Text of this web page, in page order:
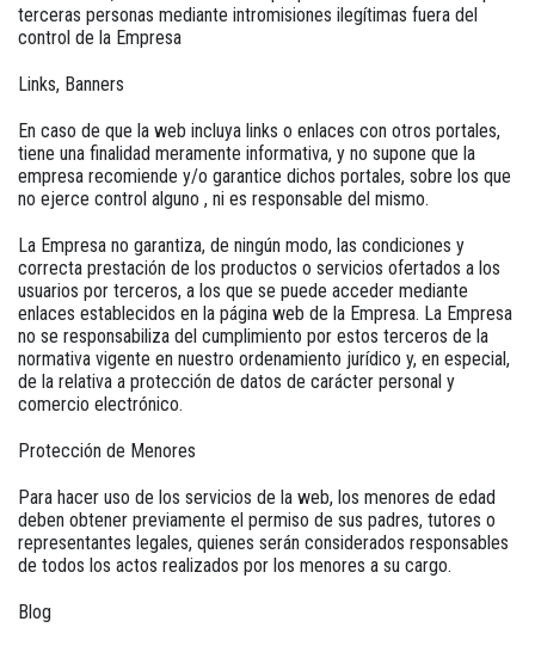
terceras personas mediante intromisiones ilegítimas fuera del
control de la Empresa
Links, Banners
En caso de que la web incluya links o enlaces con otros portales,
tiene una finalidad meramente informativa, y no supone que la
empresa recomiende y/o garantice dichos portales, sobre los que
no ejerce control alguno , ni es responsable del mismo.
La Empresa no garantiza, de ningún modo, las condiciones y
correcta prestación de los productos o servicios ofertados a los
usuarios por terceros, a los que se puede acceder mediante
enlaces establecidos en la página web de la Empresa. La Empresa
no se responsabiliza del cumplimiento por estos terceros de la
normativa vigente en nuestro ordenamiento jurídico y, en especial,
de la relativa a protección de datos de carácter personal y
comercio electrónico.
Protección de Menores
Para hacer uso de los servicios de la web, los menores de edad
deben obtener previamente el permiso de sus padres, tutores o
representantes legales, quienes serán considerados responsables
de todos los actos realizados por los menores a su cargo.
Blog